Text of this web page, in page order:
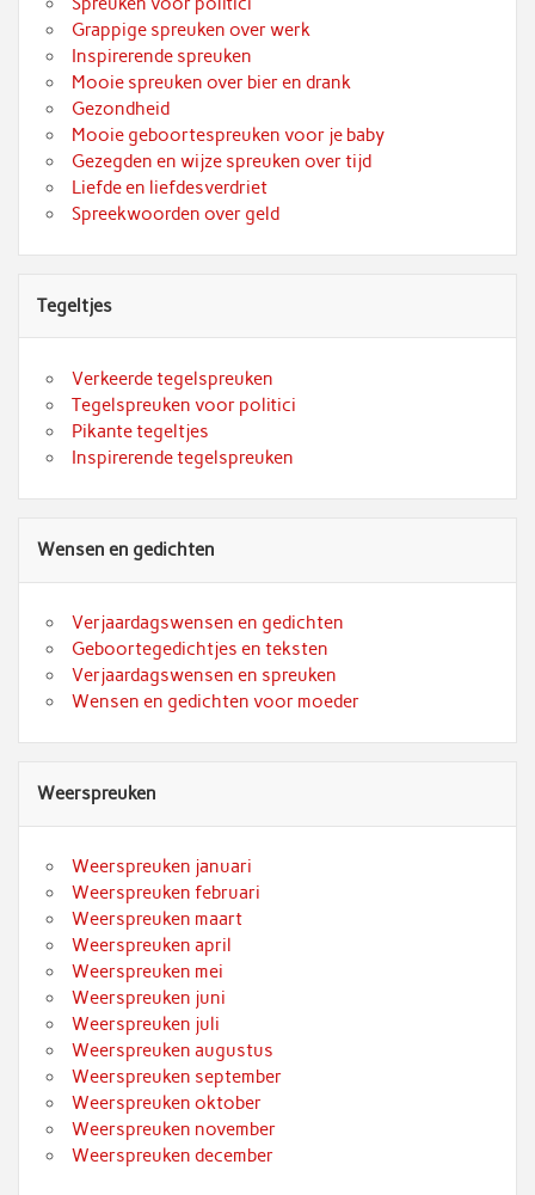
Grappige spreuken over werk
Inspirerende spreuken
Mooie spreuken over bier en drank
Gezondheid
Mooie geboortespreuken voor je baby
Gezegden en wijze spreuken over tijd
Liefde en liefdesverdriet
Spreekwoorden over geld
Tegeltjes
Verkeerde tegelspreuken
Tegelspreuken voor politici
Pikante tegeltjes
Inspirerende tegelspreuken
Wensen en gedichten
Verjaardagswensen en gedichten
Geboortegedichtjes en teksten
Verjaardagswensen en spreuken
Wensen en gedichten voor moeder
Weerspreuken
Weerspreuken januari
Weerspreuken februari
Weerspreuken maart
Weerspreuken april
Weerspreuken mei
Weerspreuken juni
Weerspreuken juli
Weerspreuken augustus
Weerspreuken september
Weerspreuken oktober
Weerspreuken november
Weerspreuken december